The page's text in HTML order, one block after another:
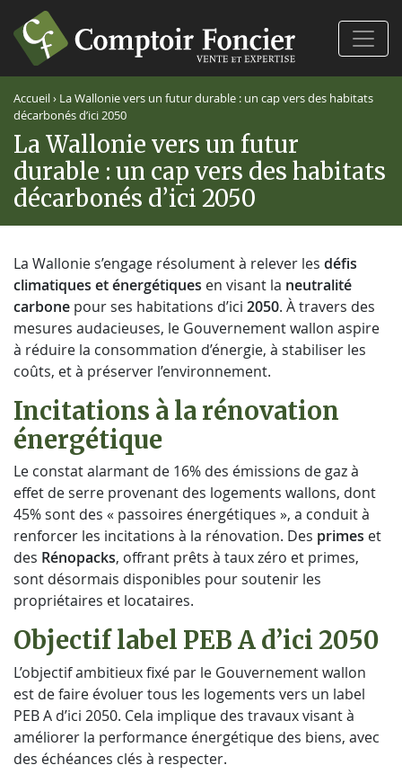
Accueil› La Wallonie vers un futur durable : un cap vers des habitats
décarbonés d’ici 2050
La Wallonie vers un futur
durable : un cap vers des habitats
décarbonés d’ici 2050
La Wallonie s’engage résolument à relever les défis
climatiques et énergétiques en visant la neutralité
carbone pour ses habitations d’ici 2050. À travers des
mesures audacieuses, le Gouvernement wallon aspire
à réduire la consommation d’énergie, à stabiliser les
coûts, et à préserver l’environnement.
Incitations à la rénovation
énergétique
Le constat alarmant de 16% des émissions de gaz à
effet de serre provenant des logements wallons, dont
45% sont des « passoires énergétiques », a conduit à
renforcer les incitations à la rénovation. Des primes et
des Rénopacks, offrant prêts à taux zéro et primes,
sont désormais disponibles pour soutenir les
propriétaires et locataires.
Objectif label PEB A d’ici 2050
L’objectif ambitieux fixé par le Gouvernement wallon
est de faire évoluer tous les logements vers un label
PEB A d’ici 2050. Cela implique des travaux visant à
améliorer la performance énergétique des biens, avec
des échéances clés à respecter.